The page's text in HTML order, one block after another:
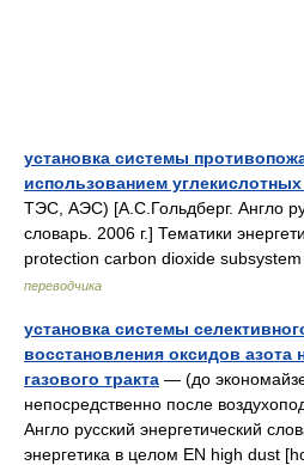
установка системы
использованием
ТЭС, АЭС) [А.С.Гольдберг. Англо
словарь. 2006 г.] Тематики
protection carbon dioxide
переводчика
установка системы
восстановления оксидов азота
газового тракта — (до
непосредственно после
Англо русский энергетический
энергетика в целом EN high dust